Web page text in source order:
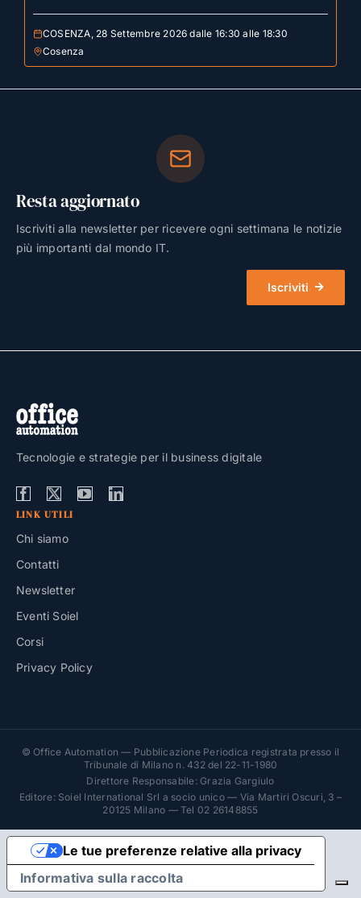
COSENZA, 28 Settembre 2026 dalle 16:30 alle 18:30
Cosenza
Resta aggiornato
Iscriviti alla newsletter per ricevere ogni settimana le notizie
più importanti dal mondo IT.
Iscriviti
Tecnologie e strategie per il business digitale
LINK UTILI
Chi siamo
Contatti
Newsletter
Eventi Soiel
Corsi
Privacy Policy
© Office Automation — Pubblicazione Periodica registrata presso il
Tribunale di Milano n. 432 del 22-11-1980
Direttore Responsabile: Grazia Gargiulo
Editore: Soiel International Srl a socio unico — Via Martiri Oscuri, 3 –
20125 Milano — Tel 02 26148855
Informativa sulla raccolta
Le tue preferenze relative alla privacy